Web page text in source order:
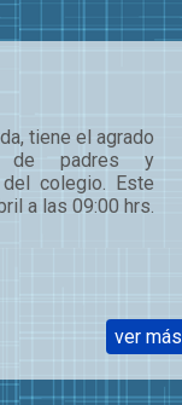
tiene el agrado
de padres y
colegio. Este
a las 09:00 hrs.
ver más